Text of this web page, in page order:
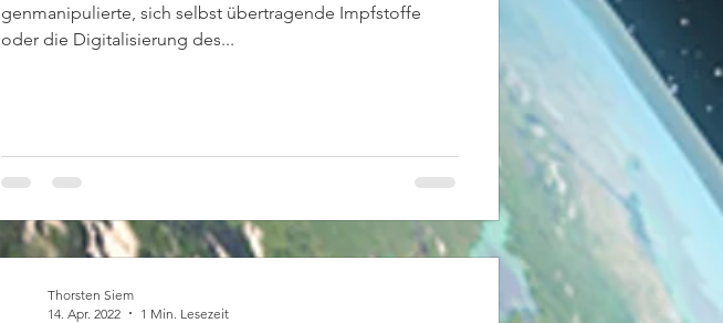
genmanipulierte, sich selbst übertragende Impfstoffe
oder die Digitalisierung des...
Thorsten Siem
14. Apr. 2022
1 Min. Lesezeit